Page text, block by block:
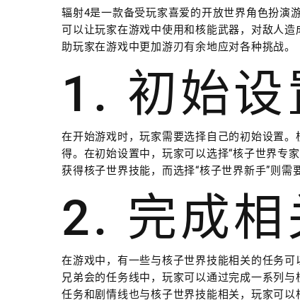
辐射4是一款备受玩家喜爱的开放世界角色扮演
可以让玩家在游戏中使用和核能武器，对敌人
助玩家在游戏中更加游刃有余地应对各种挑战。
1. 初始设
在开始游戏时，玩家需要选择自己的初始设置
得。在初始设置中，玩家可以选择“核子世界专
获得核子世界技能，而选择“核子世界新手”则需
2. 完成相
在游戏中，有一些与核子世界技能相关的任务
兄弟会的任务线中，玩家可以通过完成一系列
任务和剧情线也与核子世界技能相关，玩家可以